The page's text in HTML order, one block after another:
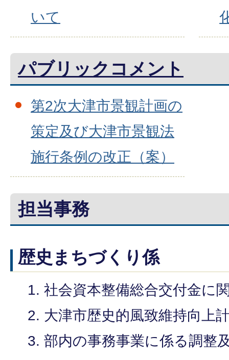
いて
パブリックコメント
第2次大津市景観計画の
策定及び大津市景観法
施行条例の改正（案）
担当事務
歴史まちづくり係
社会資本整備総合交付金に
大津市歴史的風致維持向上
部内の事務事業に係る調整